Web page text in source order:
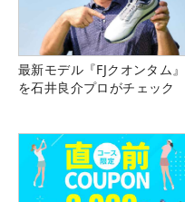
最新モデル『FJクオンタム』
を石井良介プロがチェック